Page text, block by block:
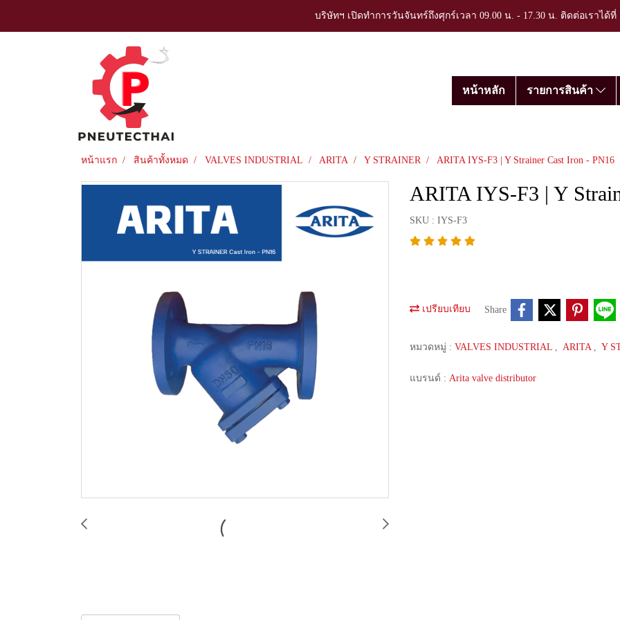
บริษัทฯ เปิดทำการวันจันทร์ถึงศุกร์เวลา 09.00 น. - 17.30 น. ติดต่อเราได้ที่ :
หน้าหลัก รายการสินค้า
หน้าแรก สินค้าทั้งหมด VALVES INDUSTRIAL ARITA Y STRAINER ARITA IYS-F3 | Y Strainer Cast Iron - PN16
ARITA IYS-F3 | Y
SKU : IYS-F3
เปรียบเทียบ Share
หมวดหมู่ : VALVES INDUSTRIAL , ARITA , Y
แบรนด์ : Arita valve distributor